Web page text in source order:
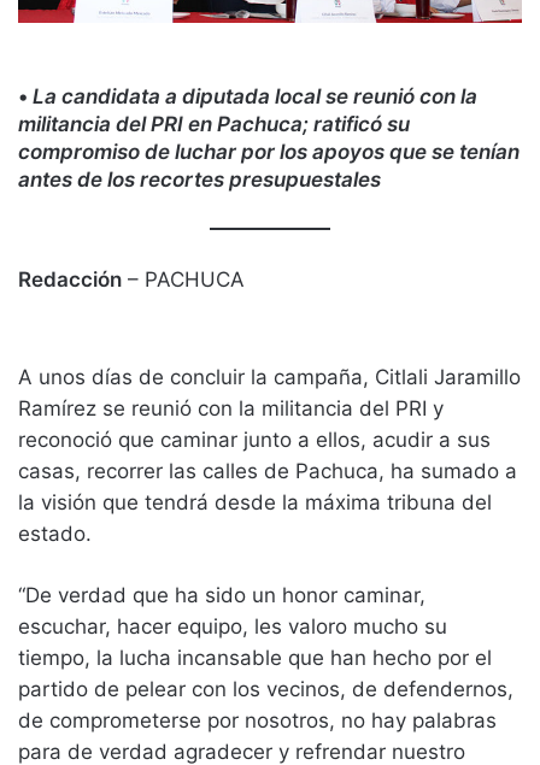
• La candidata a diputada local se reunió con la
militancia del PRI en Pachuca; ratificó su
compromiso de luchar por los apoyos que se tenían
antes de los recortes presupuestales
Redacción – PACHUCA
A unos días de concluir la campaña, Citlali Jaramillo
Ramírez se reunió con la militancia del PRI y
reconoció que caminar junto a ellos, acudir a sus
casas, recorrer las calles de Pachuca, ha sumado a
la visión que tendrá desde la máxima tribuna del
estado.
“De verdad que ha sido un honor caminar,
escuchar, hacer equipo, les valoro mucho su
tiempo, la lucha incansable que han hecho por el
partido de pelear con los vecinos, de defendernos,
de comprometerse por nosotros, no hay palabras
para de verdad agradecer y refrendar nuestro